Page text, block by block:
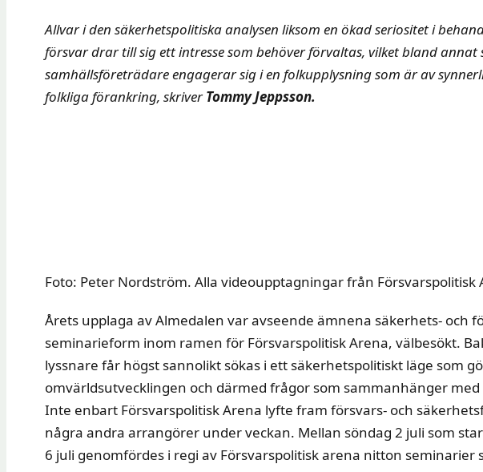
Allvar i den säkerhetspolitiska analysen liksom en ökad seriositet i
försvar drar till sig ett intresse som behöver förvaltas, vilket bland
samhällsföreträdare engagerar sig i en folkupplysning som är av
folkliga förankring, skriverTommy Jeppsson.
Foto: Peter Nordström. Alla videoupptagningar från Försvarspolitisk
Årets upplaga av Almedalen var avseende ämnena säkerhets- och
seminarieform inom ramen för Försvarspolitisk Arena, välbesökt.
lyssnare får högst sannolikt sökas i ett säkerhetspolitiskt läge som
omvärldsutvecklingen och därmed frågor som sammanhänger
Inte enbart Försvarspolitisk Arena lyfte fram försvars- och
några andra arrangörer under veckan. Mellan söndag 2 juli som
6 juli genomfördes i regi av Försvarspolitisk arena nitton